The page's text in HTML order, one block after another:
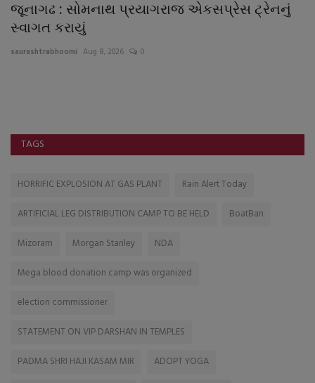
જૂનાગઢ : સોમનાથ પ્રયાગરાજ એકસપ્રેસ ટ્રેનનું
સ્વાગત કરાયું
saurashtrabhoomi Aug 8, 2026 0
TAGS
HORRIFIC EXPLOSION AT GAS PLANT
Rain Alert Today
ARTIFICIAL LEG DISTRIBUTION CAMP TO BE HELD
BoatBan
Mizoram
Morgan Stanley
NDA
Mega blood donation camp was organized
election commissioner
STATEMENT ON VIP DARSHAN IN TEMPLES
PADMA SHRI HAJI KASAM MIR
ADOPT YOGA